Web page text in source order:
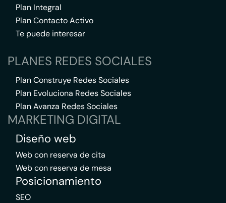
Plan Integral
Plan Contacto Activo
Te puede interesar
PLANES REDES SOCIALES
Plan Construye Redes Sociales
Plan Evoluciona Redes Sociales
Plan Avanza Redes Sociales
MARKETING DIGITAL
Diseño web
Web con reserva de cita
Web con reserva de mesa
Posicionamiento
SEO